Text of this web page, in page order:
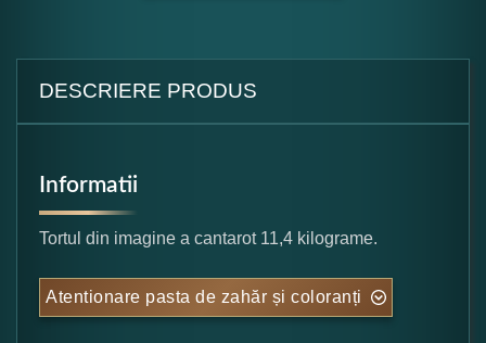
DESCRIERE PRODUS
Informatii
Tortul din imagine a cantarot 11,4 kilograme.
Atentionare pasta de zahăr și coloranți